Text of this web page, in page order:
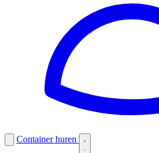
Container huren